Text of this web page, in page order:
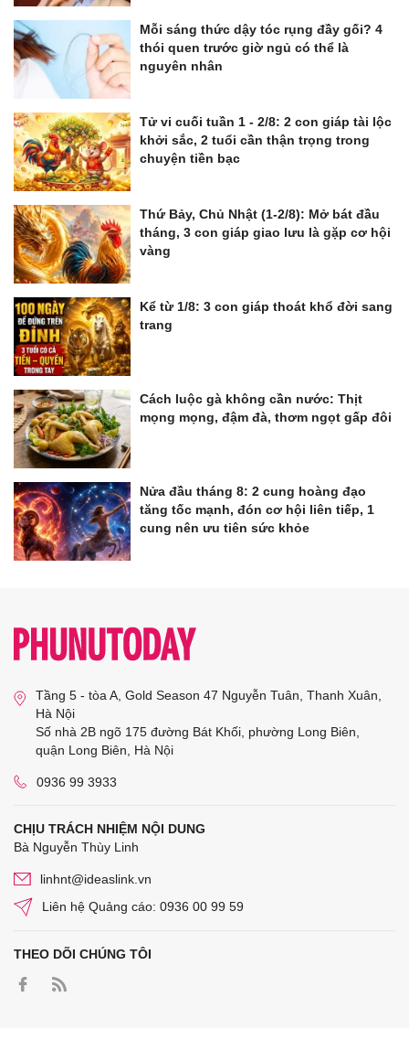
Mỗi sáng thức dậy tóc rụng đầy gối? 4
thói quen trước giờ ngủ có thể là
nguyên nhân
Tử vi cuối tuần 1 - 2/8: 2 con giáp tài lộc
khởi sắc, 2 tuổi cần thận trọng trong
chuyện tiền bạc
Thứ Bảy, Chủ Nhật (1-2/8): Mở bát đầu
tháng, 3 con giáp giao lưu là gặp cơ hội
vàng
Kể từ 1/8: 3 con giáp thoát khổ đời sang
trang
Cách luộc gà không cần nước: Thịt
mọng mọng, đậm đà, thơm ngọt gấp đôi
Nửa đầu tháng 8: 2 cung hoàng đạo
tăng tốc mạnh, đón cơ hội liên tiếp, 1
cung nên ưu tiên sức khỏe
Tầng 5 - tòa A, Gold Season 47 Nguyễn Tuân, Thanh Xuân,
Hà Nội
Số nhà 2B ngõ 175 đường Bát Khối, phường Long Biên,
quận Long Biên, Hà Nội
0936 99 3933
CHỊU TRÁCH NHIỆM NỘI DUNG
Bà Nguyễn Thùy Linh
linhnt@ideaslink.vn
Liên hệ Quảng cáo: 0936 00 99 59
THEO DÕI CHÚNG TÔI